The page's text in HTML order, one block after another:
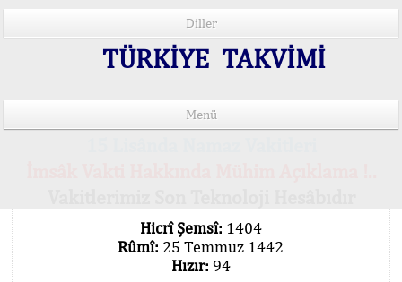
Diller
TÜRKİYE TAKVİMİ
Menü
Hicrî Şemsî: 1404
Rûmî: 25 Temmuz 1442
Hızır: 94